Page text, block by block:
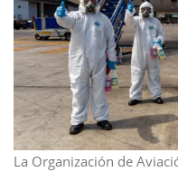
La Organización de